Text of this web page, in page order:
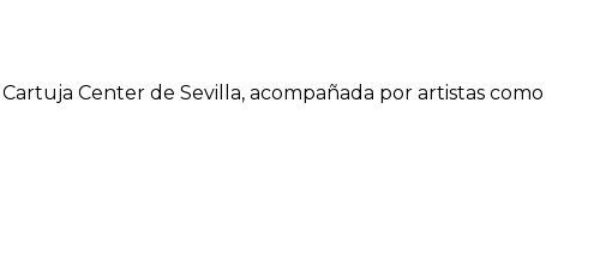
Center de Sevilla, acompañada por artistas como